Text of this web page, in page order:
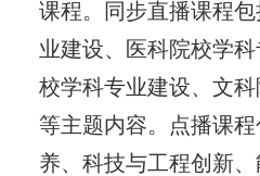
课程。同步直播课程
业建设、医科院校学
校学科专业建设、文
等主题内容。点播课
养、科技与工程创新